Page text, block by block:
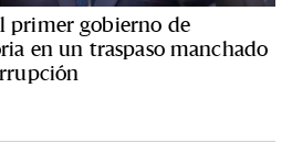
primer gobierno de
en un traspaso manchado